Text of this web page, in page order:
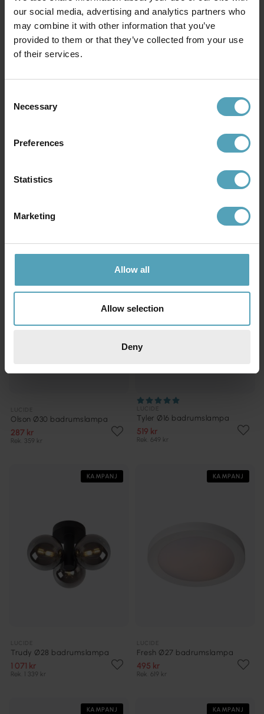
our social media, advertising and analytics partners who
may combine it with other information that you’ve
provided to them or that they’ve collected from your use
of their services.
Selection
Necessary
Preferences
Statistics
Marketing
Allow all
Allow selection
Deny
1 461 kr
KAMPANJ
Olson Ø30 badrumslampa
287 kr
Rek. 359 kr
KAMPANJ
Tyler Ø16 badrumslampa
519 kr
Rek. 649 kr
KAMPANJ
Trudy Ø28 badrumslampa
1 071 kr
Rek. 1 339 kr
KAMPANJ
Fresh Ø27 badrumslampa
495 kr
Rek. 619 kr
KAMPANJ KAMPANJ